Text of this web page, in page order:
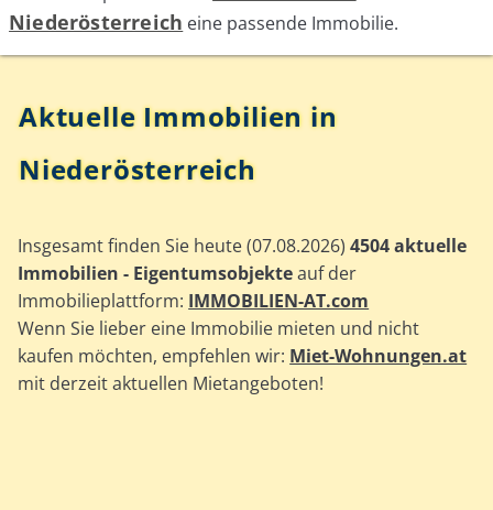
Niederösterreich eine passende Immobilie.
Aktuelle Immobilien in
Niederösterreich
Insgesamt finden Sie heute (07.08.2026)4504 aktuelle
Immobilien - Eigentumsobjekteauf der
Immobilieplattform: IMMOBILIEN-AT.com
Wenn Sie lieber eine Immobilie mieten und nicht
kaufen möchten, empfehlen wir: Miet-Wohnungen.at
mit derzeit aktuellen Mietangeboten!